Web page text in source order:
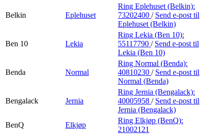
Belkin Eplehuset
Ring Eplehuset (Belkin):
73202400 / Send e-post til
Eplehuset (Belkin)
Ben 10 Lekia
Ring Lekia (Ben 10):
55117790 / Send e-post til
Lekia (Ben 10)
Benda Normal
Ring Normal (Benda):
40810230 / Send e-post til
Normal (Benda)
Bengalack Jernia
Ring Jernia (Bengalack):
40005958 / Send e-post til
Jernia (Bengalack)
BenQ
Elkjøp
Ring Elkjøp (BenQ):
21002121